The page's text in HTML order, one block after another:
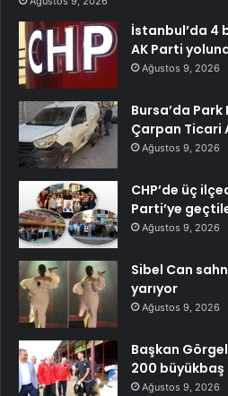
İstanbul’da 4
AK Parti
Ağustos 9, 2026
Bursa’da
Çarpan Ticari
Ağustos 9, 2026
CHP’de üç
Parti’ye
Ağustos 9, 2026
Sibel Can
yarıyor
Ağustos 9, 2026
Başkan
200 büyükbaş
Ağustos 9, 2026